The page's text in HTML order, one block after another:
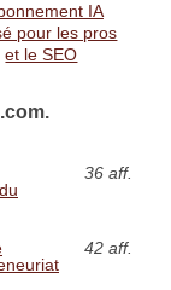
IA
pour les pros
et le SEO
36 aff.
42 aff.